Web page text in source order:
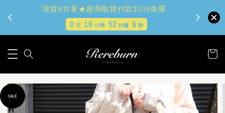
現貨&古著★超商取貨付款$399免運
0天 16小時 52分鐘 3秒
SALE